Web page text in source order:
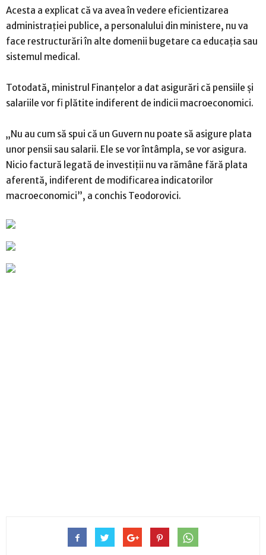
Acesta a explicat că va avea în vedere eficientizarea
administraţiei publice, a personalului din ministere, nu va
face restructurări în alte domenii bugetare ca educaţia sau
sistemul medical.
Totodată, ministrul Finanţelor a dat asigurări că pensiile şi
salariile vor fi plătite indiferent de indicii macroeconomici.
„Nu au cum să spui că un Guvern nu poate să asigure plata
unor pensii sau salarii. Ele se vor întâmpla, se vor asigura.
Nicio factură legată de investiţii nu va rămâne fără plata
aferentă, indiferent de modificarea indicatorilor
macroeconomici”, a conchis Teodorovici.